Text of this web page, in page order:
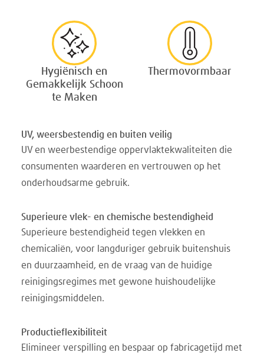
Hygiënisch en
Gemakkelijk Schoon
te Maken
Thermovormbaar
UV, weersbestendig en buiten veilig
UV en weerbestendige oppervlaktekwaliteiten die
consumenten waarderen en vertrouwen op het
onderhoudsarme gebruik.
Superieure vlek- en chemische bestendigheid
Superieure bestendigheid tegen vlekken en
chemicaliën, voor langduriger gebruik buitenshuis
en duurzaamheid, en de vraag van de huidige
reinigingsregimes met gewone huishoudelijke
reinigingsmiddelen.
Productieflexibiliteit
Elimineer verspilling en bespaar op fabricagetijd met